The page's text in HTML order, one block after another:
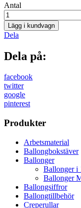
Antal
100
pack
Lavender
mängd
Lägg i kundvagn
Dela
Dela på:
facebook
twitter
google
pinterest
Produkter
Arbetsmaterial
Ballongbokstäver
Ballonger
Ballonger i
Ballonger
Ballongsiffror
Ballongtillbehör
Creperullar